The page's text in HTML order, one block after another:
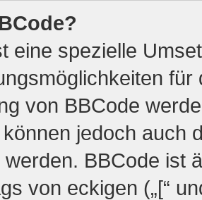
eine spezielle
von BBCode
jedoch auch
BBCode ist
von eckigen („[“